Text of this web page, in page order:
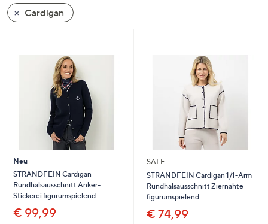
wischen
Sie
diese
anzuzeigen.
Cardigan
Neu
STRANDFEIN Cardigan
Rundhalsausschnitt Anker-
Stickerei figurumspielend
€ 99,99
SALE
STRANDFEIN Cardigan 1/1-Arm
Rundhalsausschnitt Ziernähte
figurumspielend
€ 74,99